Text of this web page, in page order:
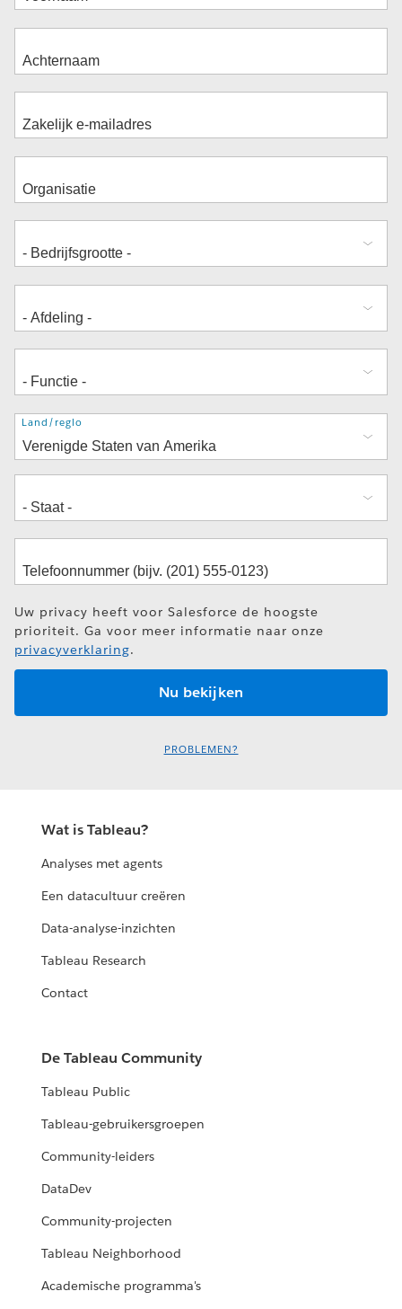
Adres
Land/regio
Uw privacy heeft voor Salesforce de hoogste
prioriteit. Ga voor meer informatie naar onze
privacyverklaring.
PROBLEMEN?
Wat is Tableau?
Analyses met agents
Een datacultuur creëren
Data-analyse-inzichten
Tableau Research
Contact
De Tableau Community
Tableau Public
Tableau-gebruikersgroepen
Community-leiders
DataDev
Community-projecten
Tableau Neighborhood
Academische programma's